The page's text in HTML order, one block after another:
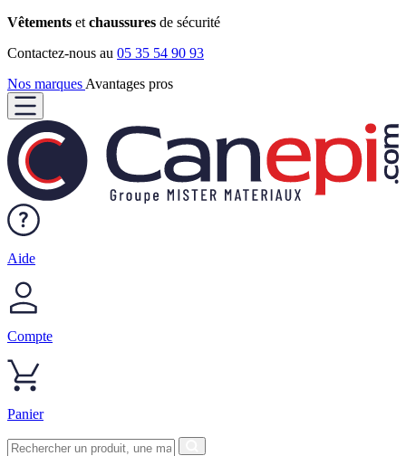
Vêtements et chaussures de sécurité
Contactez-nous au 05 35 54 90 93
Nos marques Avantages pros
Aide
Compte
Panier